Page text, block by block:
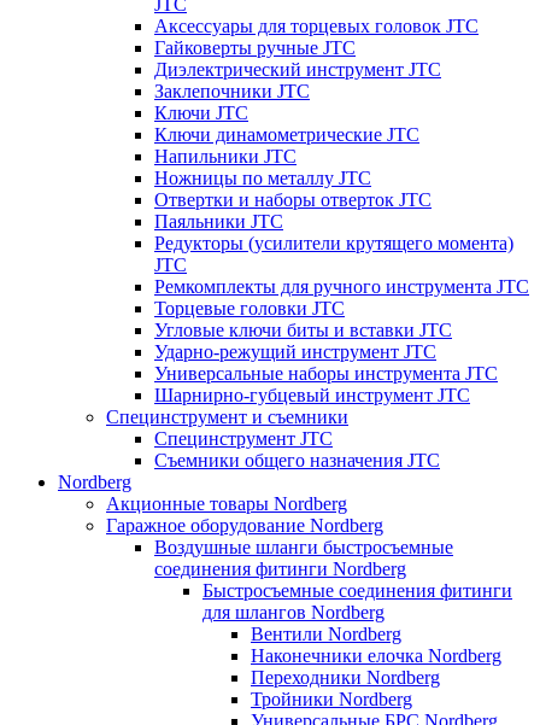
Аксессуары для торцевых головок JTC
Гайковерты ручные JTC
Диэлектрический инструмент JTC
Заклепочники JTC
Ключи JTC
Ключи динамометрические JTC
Напильники JTC
Ножницы по металлу JTC
Отвертки и наборы отверток JTC
Паяльники JTC
Редукторы (усилители крутящего момента)
JTC
Ремкомплекты для ручного инструмента JTC
Торцевые головки JTC
Угловые ключи биты и вставки JTC
Ударно-режущий инструмент JTC
Универсальные наборы инструмента JTC
Шарнирно-губцевый инструмент JTC
Специнструмент и съемники
Специнструмент JTC
Съемники общего назначения JTC
Nordberg
Акционные товары Nordberg
Гаражное оборудование Nordberg
Воздушные шланги быстросъемные
соединения фитинги Nordberg
Быстросъемные соединения фитинги
для шлангов Nordberg
Вентили Nordberg
Наконечники елочка Nordberg
Переходники Nordberg
Тройники Nordberg
Универсальные БРС Nordberg